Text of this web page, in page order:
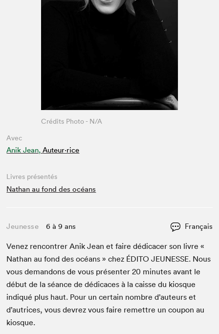
Avec
Anik Jean, Auteur·rice
Crédits Photo - N/A
Livres présentés
Nathan au fond des océans
Jeunesse 6 à 9 ans Français
Venez ren­con­tr­er Anik Jean et faire dédi­cac­er son livre «
Nathan au fond des océans » chez ÉDI­TO JEUNESSE. Nous
vous deman­dons de vous présen­ter20 min­utes avant le
début de la séance de dédi­caces à la caisse du kiosque
indiqué plus haut. Pour un cer­tain nom­bre d’auteurs et
d’autrices, vous devrez vous faire remet­tre un coupon au
kiosque.